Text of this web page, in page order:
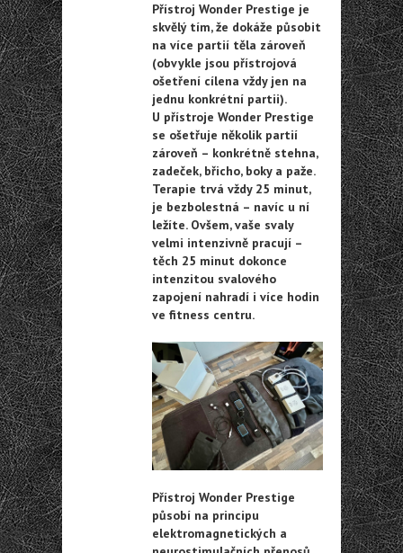
Přístroj Wonder Prestige je
skvělý tím, že dokáže působit
na více partií těla zároveň
(obvykle jsou přístrojová
ošetření cílena vždy jen na
jednu konkrétní partii).
U přístroje Wonder Prestige
se ošetřuje několik partií
zároveň – konkrétně stehna,
zadeček, břicho, boky a paže.
Terapie trvá vždy 25 minut,
je bezbolestná – navíc u ní
ležíte. Ovšem, vaše svaly
velmi intenzivně pracují –
těch 25 minut dokonce
intenzitou svalového
zapojení nahradí i více hodin
ve fitness centru.
Přístroj Wonder Prestige
působí na principu
elektromagnetických a